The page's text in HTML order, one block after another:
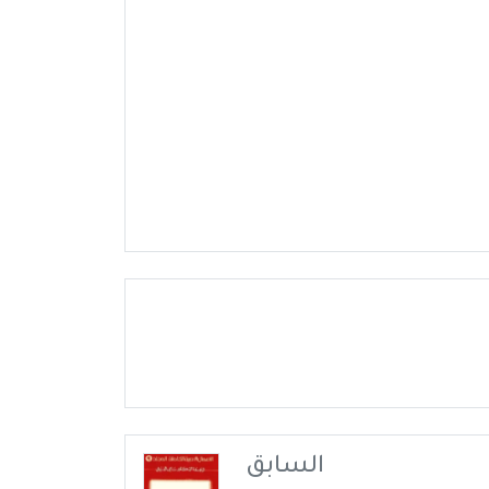
السابق